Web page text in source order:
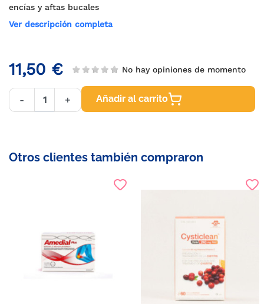
encías y aftas bucales
Ver descripción completa
11,50 € No hay opiniones de momento
- + Añadir al carrito
Otros clientes también compraron